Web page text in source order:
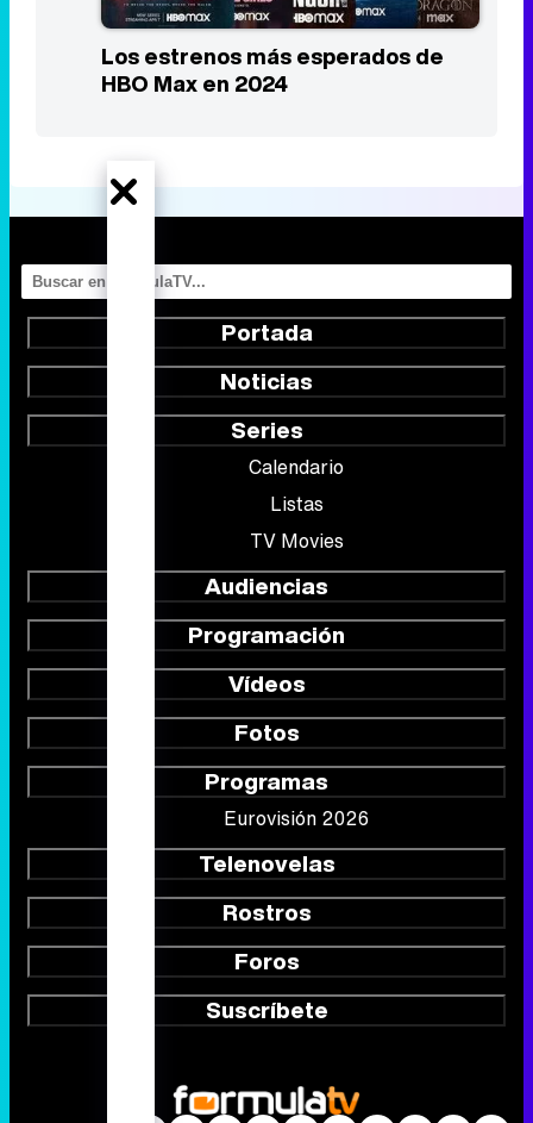
Noticias
Series
Calendario
Listas
TV Movies
Audiencias
Programación
Vídeos
Fotos
Programas
Eurovisión 2026
Telenovelas
Rostros
Foros
Suscríbete
Síguenos
Contactar
RSS